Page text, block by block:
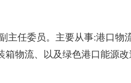
主任委员。主要从事:港口物
物流、以及绿色港口能源改